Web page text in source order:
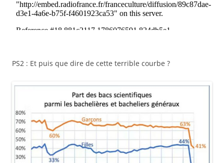
PS2 : Et puis que dire de cette terrible courbe ?